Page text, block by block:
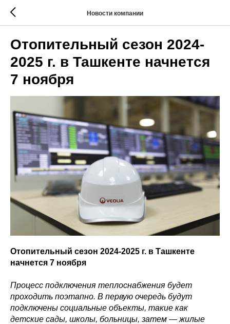
Новости компании
Отопительный сезон 2024-
2025 г. в Ташкенте начнется
7 ноября
Отопительный сезон 2024-2025 г. в Ташкенте
начнется 7 ноября
Процесс подключения теплоснабжения будет
проходить поэтапно. В первую очередь будут
подключены социальные объекты, такие как
детские сады, школы, больницы, затем — жилые